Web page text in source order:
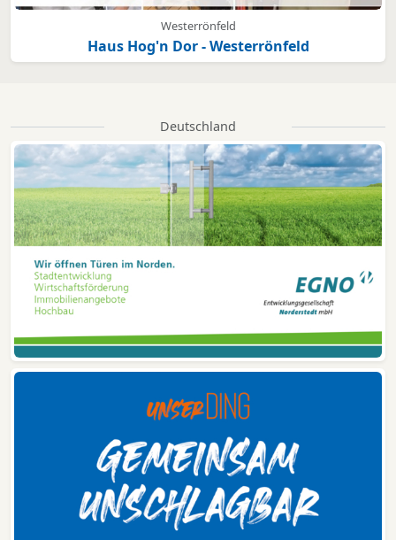
Westerrönfeld
Haus Hog'n Dor - Westerrönfeld
Deutschland